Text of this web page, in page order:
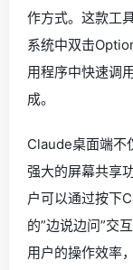
作方式。这款工
系统中双击
用程序中快速调
成。
Claude桌面端不
强大的屏幕共享
户可以通过按下
的”边说边问”交
用户的操作效率